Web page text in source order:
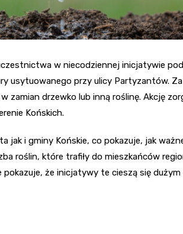
w niecodziennej inicjatywie
usytuowanego przy ulicy Partyzantów. Za
zamian drzewko lub inną roślinę. Akcję
Końskich.
jak i gminy Końskie, co pokazuje, jak
roślin, które trafiły do mieszkańców
że inicjatywy te cieszą się